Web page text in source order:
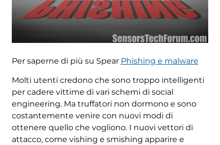
Per saperne di più su Spear Phishing e malware
Molti utenti credono che sono troppo intelligenti
per cadere vittime di vari schemi di social
engineering. Ma truffatori non dormono e sono
costantemente venire con nuovi modi di
ottenere quello che vogliono. I nuovi vettori di
attacco, come vishing e smishing apparire e